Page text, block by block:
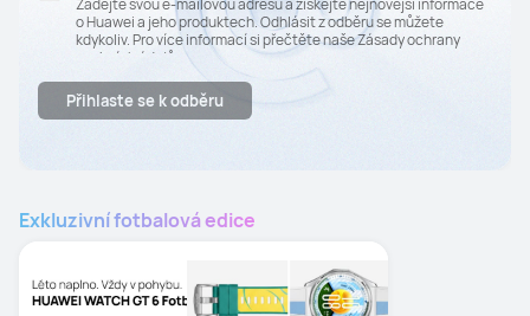
o Huawei a jeho produktech. Odhlásit z odběru se můžete
kdykoliv. Pro více informací si přečtěte naše Zásady ochrany
osobních údajů.
Přihlaste se k odběru
Exkluzivní fotbalová edice